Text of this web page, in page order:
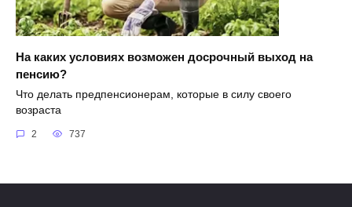
На каких условиях возможен досрочный выход на
пенсию?
Что делать предпенсионерам, которые в силу своего
возраста
2 737